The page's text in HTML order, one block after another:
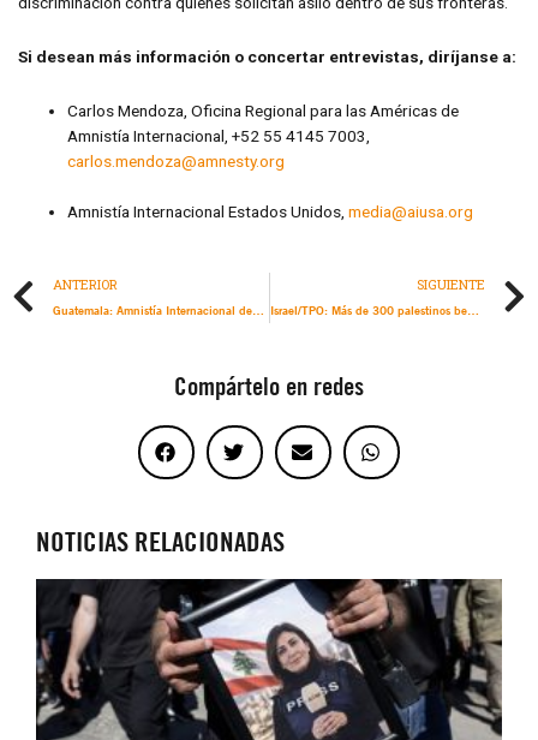
Si desean más información o concertar entrevistas, diríjanse a:
Carlos Mendoza, Oficina Regional para las Américas de
Amnistía Internacional, +52 55 4145 7003,
carlos.mendoza@amnesty.org
Amnistía Internacional Estados Unidos,media@aiusa.org
ANTERIOR
Guatemala: Amnistía Internacional denuncia nuevo retraso injustificado en el juicio contra presa de conciencia Virginia Laparra
SIGUIENTE
Israel/TPO: Más de 300 palestinos beduinos se enfrentan a desalojos forzosos tras la demolición masiva de viviendas en el Néguev/Naqab
Compártelo en redes
NOTICIAS RELACIONADAS